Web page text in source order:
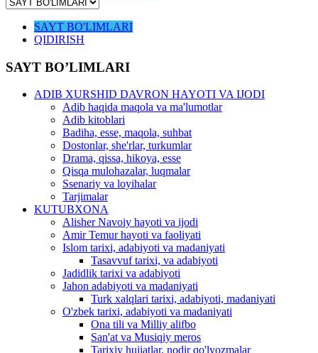
SAYT BO'LIMLARI
QIDIRISH
SAYT BO’LIMLARI
ADIB XURSHID DAVRON HAYOTI VA IJODI
Adib haqida maqola va ma'lumotlar
Adib kitoblari
Badiha, esse, maqola, suhbat
Dostonlar, she'rlar, turkumlar
Drama, qissa, hikoya, esse
Qisqa mulohazalar, luqmalar
Ssenariy va loyihalar
Tarjimalar
KUTUBXONA
Alisher Navoiy hayoti va ijodi
Amir Temur hayoti va faoliyati
Islom tarixi, adabiyoti va madaniyati
Tasavvuf tarixi, va adabiyoti
Jadidlik tarixi va adabiyoti
Jahon adabiyoti va madaniyati
Turk xalqlari tarixi, adabiyoti, madaniyati
O'zbek tarixi, adabiyoti va madaniyati
Ona tili va Milliy alifbo
San'at va Musiqiy meros
Tarixiy hujjatlar, nodir qo'lyozmalar